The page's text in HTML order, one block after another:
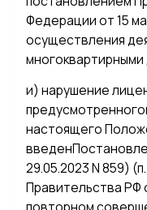
Федерации от 15
осуществления
многоквартирными
и) нарушение
настоящего
29.05.2023 N 859)
Правительства РФ